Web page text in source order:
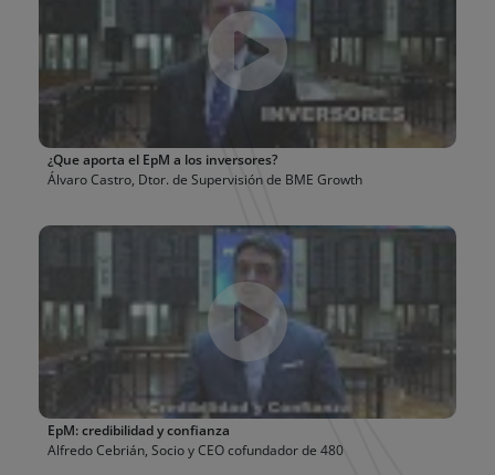
¿Que aporta el EpM a los inversores?
Álvaro Castro, Dtor. de Supervisión de BME Growth
EpM: credibilidad y confianza
Alfredo Cebrián, Socio y CEO cofundador de 480